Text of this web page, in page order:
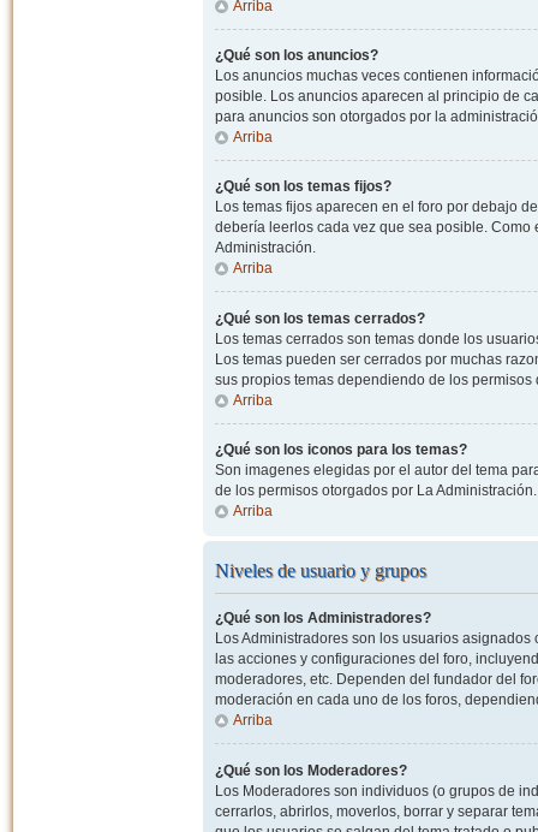
Arriba
¿Qué son los anuncios?
Los anuncios muchas veces contienen
posible. Los anuncios aparecen al principio de
para anuncios son otorgados por la
Arriba
¿Qué son los temas fijos?
Los temas fijos aparecen en el foro por debajo
debería leerlos cada vez que sea posible.
Administración.
Arriba
¿Qué son los temas cerrados?
Los temas cerrados son temas donde los
Los temas pueden ser cerrados por muchas
sus propios temas dependiendo de los
Arriba
¿Qué son los iconos para los temas?
Son imagenes elegidas por el autor del tema
de los permisos otorgados por La Administración.
Arriba
Niveles de usuario y grupos
¿Qué son los Administradores?
Los Administradores son los usuarios
las acciones y configuraciones del foro,
moderadores, etc. Dependen del fundador del
moderación en cada uno de los foros,
Arriba
¿Qué son los Moderadores?
Los Moderadores son individuos (o grupos de
cerrarlos, abrirlos, moverlos, borrar y separar